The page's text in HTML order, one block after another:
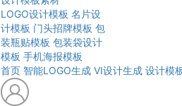
LOGO设计模板 名片设
计模板 门头招牌模板 包
装瓶贴模板 包装袋设计
模板 手机海报模板
首页 智能LOGO生成 VI设计生成 设计模